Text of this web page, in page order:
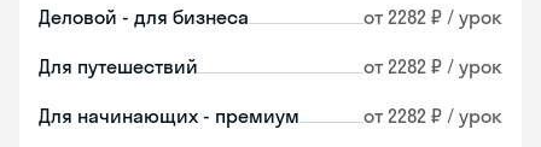
Деловой - для бизнеса от 2282 ₽ / урок
Для путешествий от 2282 ₽ / урок
Для начинающих - премиум от 2282 ₽ / урок